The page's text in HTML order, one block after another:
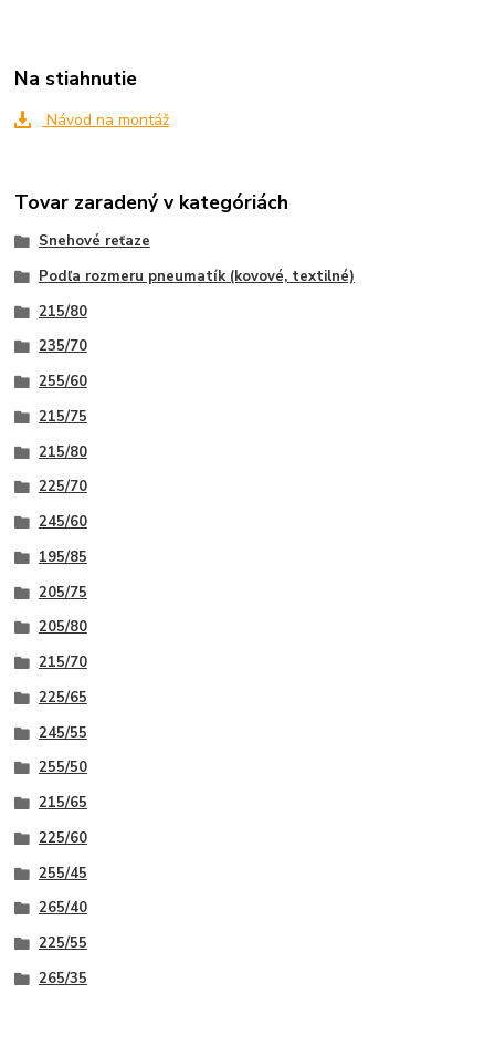
Na stiahnutie
Návod na montáž
Tovar zaradený v kategóriách
Snehové reťaze
Podľa rozmeru pneumatík (kovové, textilné)
215/80
235/70
255/60
215/75
215/80
225/70
245/60
195/85
205/75
205/80
215/70
225/65
245/55
255/50
215/65
225/60
255/45
265/40
225/55
265/35